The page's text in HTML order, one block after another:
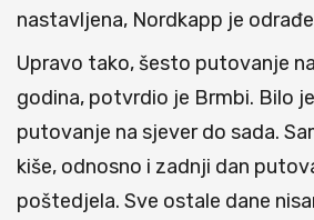
nastavljena, Nordkapp je
Upravo tako, šesto putovanje
godina, potvrdio je Brmbi. Bilo
putovanje na sjever do sada.
kiše, odnosno i zadnji dan
poštedjela. Sve ostale dane